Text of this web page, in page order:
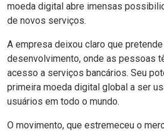
moeda digital abre imensas
de novos serviços.
A empresa deixou claro que
desenvolvimento, onde as pessoas
acesso a serviços bancários. Seu
primeira moeda digital global a ser
usuários em todo o mundo.
O movimento, que estremeceu o